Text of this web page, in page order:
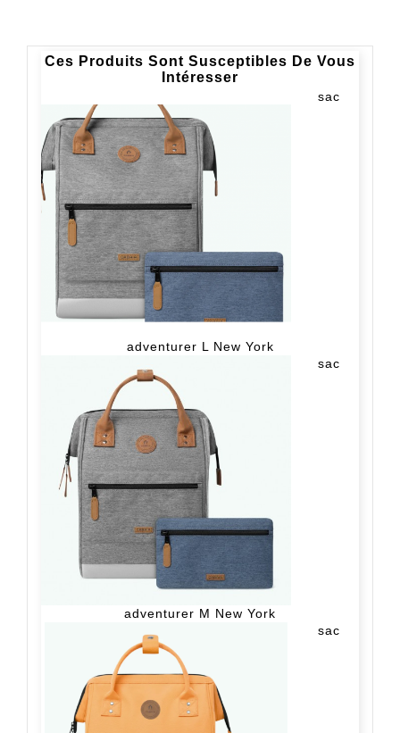
Ces Produits Sont Susceptibles De Vous
Intéresser
sac
adventurer L New York
sac
adventurer M New York
sac